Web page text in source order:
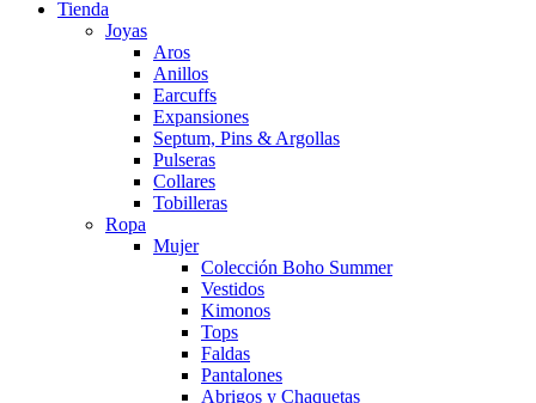
Tienda
Joyas
Aros
Anillos
Earcuffs
Expansiones
Septum, Pins & Argollas
Pulseras
Collares
Tobilleras
Ropa
Mujer
Colección Boho Summer
Vestidos
Kimonos
Tops
Faldas
Pantalones
Abrigos y Chaquetas